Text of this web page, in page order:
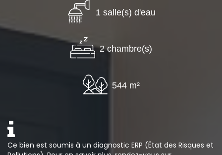
1 salle(s) d'eau
2 chambre(s)
544 m²
Ce bien est soumis à un diagnostic ERP (État des Risques et